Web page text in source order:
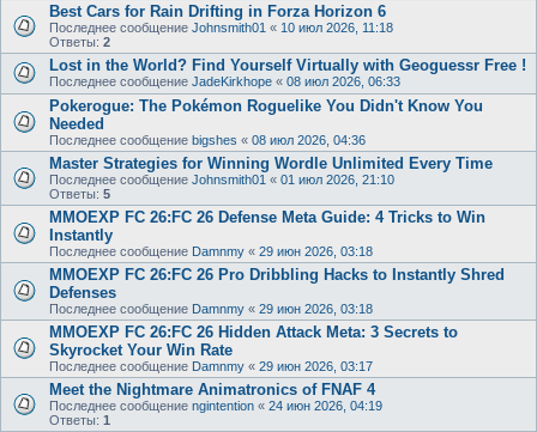
Best Cars for Rain Drifting in Forza Horizon 6
Последнее сообщение Johnsmith01 « 10 июл 2026, 11:18
Ответы: 2
Lost in the World? Find Yourself Virtually with Geoguessr Free !
Последнее сообщение JadeKirkhope « 08 июл 2026, 06:33
Pokerogue: The Pokémon Roguelike You Didn't Know You
Needed
Последнее сообщение bigshes « 08 июл 2026, 04:36
Master Strategies for Winning Wordle Unlimited Every Time
Последнее сообщение Johnsmith01 « 01 июл 2026, 21:10
Ответы: 5
MMOEXP FC 26:FC 26 Defense Meta Guide: 4 Tricks to Win
Instantly
Последнее сообщение Damnmy « 29 июн 2026, 03:18
MMOEXP FC 26:FC 26 Pro Dribbling Hacks to Instantly Shred
Defenses
Последнее сообщение Damnmy « 29 июн 2026, 03:18
MMOEXP FC 26:FC 26 Hidden Attack Meta: 3 Secrets to
Skyrocket Your Win Rate
Последнее сообщение Damnmy « 29 июн 2026, 03:17
Meet the Nightmare Animatronics of FNAF 4
Последнее сообщение ngintention « 24 июн 2026, 04:19
Ответы: 1